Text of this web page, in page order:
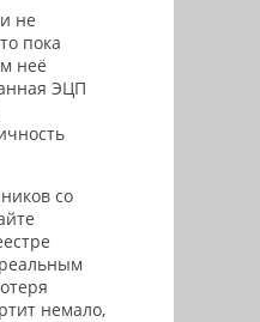
не
пока
неё
ЭЦП
со
немало,